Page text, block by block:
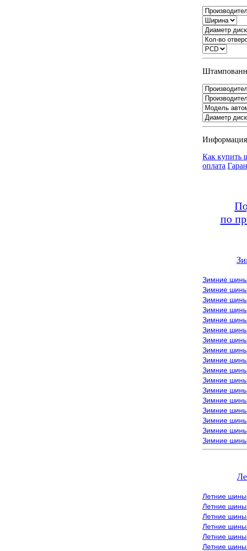
Информация
Как купить
оплата
по
Зимние
Зимние
Зимние
Зимние
Зимние
Зимние
Зимние
Зимние
Зимние
Зимние
Зимние
Зимние
Зимние
Зимние
Зимние
Зимние
Зимние
Летние
Летние
Летние
Летние
Летние шины
Летние